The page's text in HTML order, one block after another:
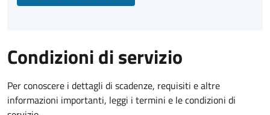
Condizioni di servizio
Per conoscere i dettagli di scadenze, requisiti e altre
informazioni importanti, leggi i termini e le condizioni di